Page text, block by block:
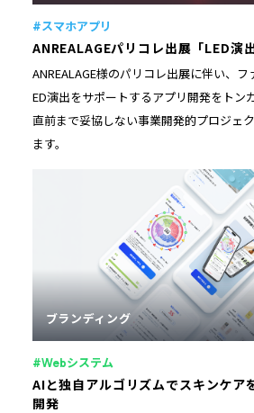
#スマホアプリ
ANREALAGEパリコレ出展「LED演
ANREALAGE様のパリコレ出展に伴い、
ED演出をサポートするアプリ開発をトン
直前まで妥協しない事業開発的プロジェ
ます。
ブランディング
#Webシステム
AIと独自アルゴリズムでスキンケア
開発